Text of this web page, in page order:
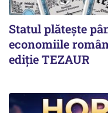
Statul plătește
economiile
ediție TEZAUR